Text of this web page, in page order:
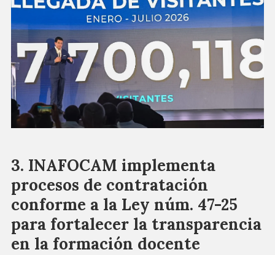
INAFOCAM implementa
procesos de contratación
conforme a la Ley núm. 47-25
para fortalecer la transparencia
en la formación docente